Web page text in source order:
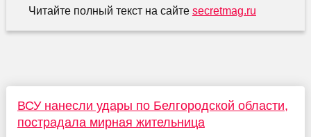
Читайте полный текст на сайте secretmag.ru
ВСУ нанесли удары по Белгородской области,
пострадала мирная жительница